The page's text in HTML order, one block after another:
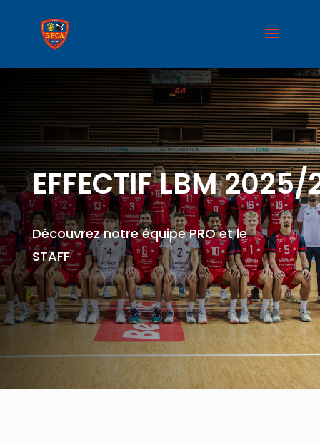
EFFECTIF LBM
Découvrez notre équipe PRO et le
STAFF